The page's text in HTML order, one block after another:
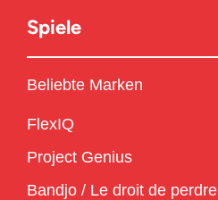
Spiele
Beliebte Marken
FlexIQ
Project Genius
Bandjo / Le droit de perdre